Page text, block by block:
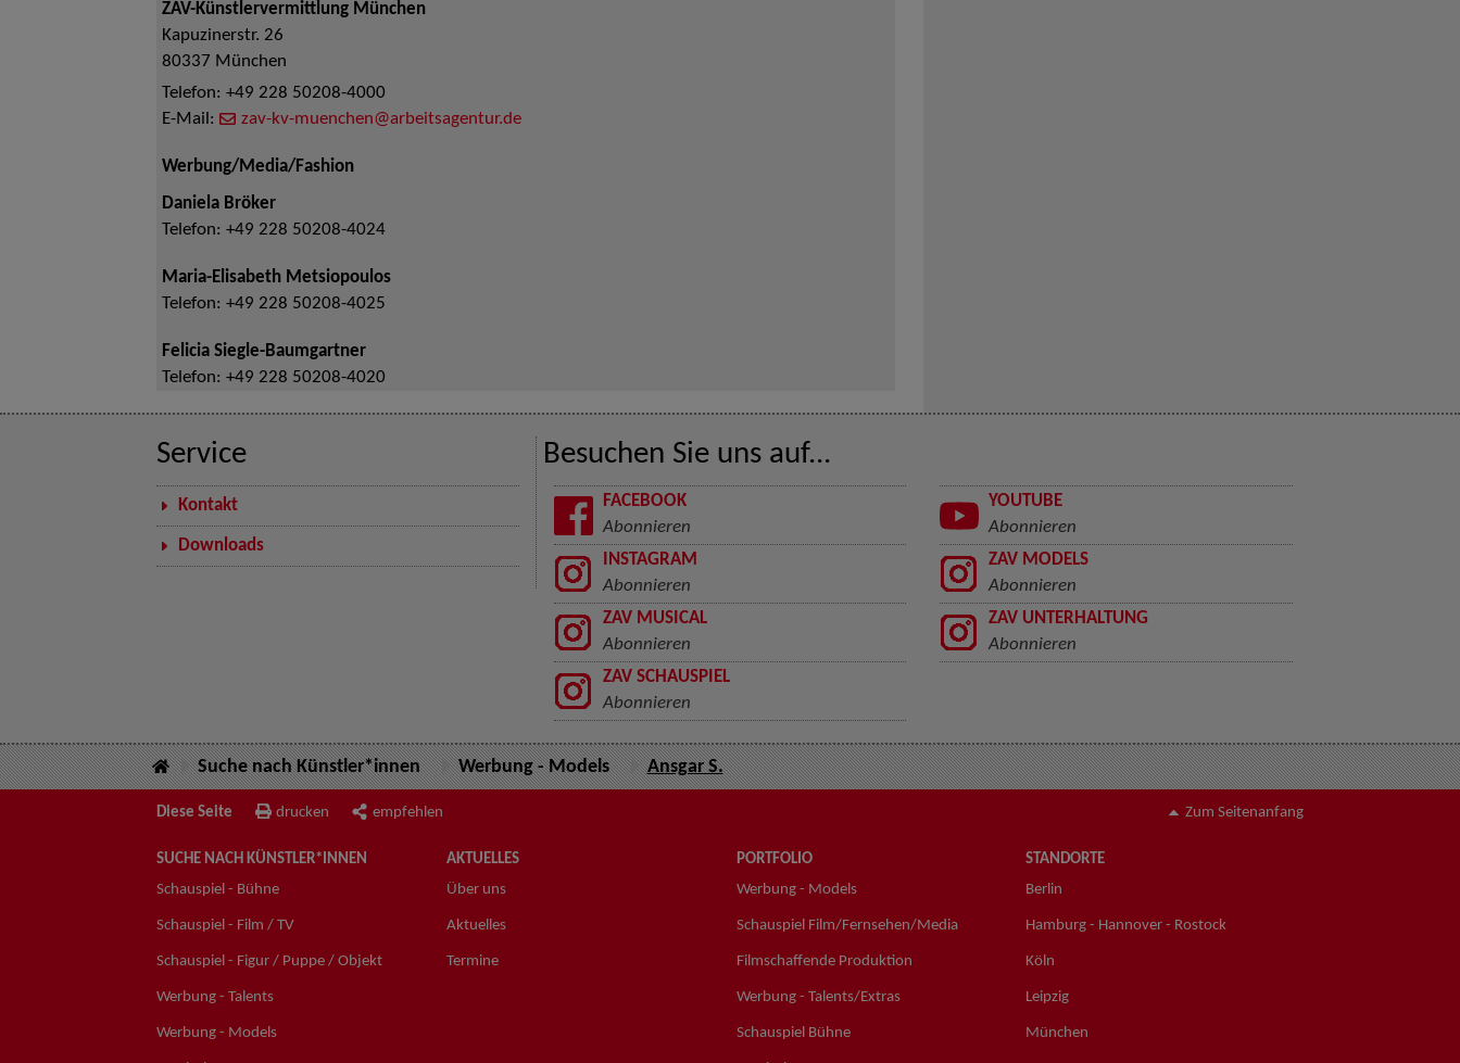
ZAV-Künstlervermittlung München
Kapuzinerstr. 26
80337 München
Telefon: +49 228 50208-4000
E-Mail:
zav-kv-muenchen@arbeitsagentur.de
Werbung/Media/Fashion
Daniela Bröker
Telefon: +49 228 50208-4024
Maria-Elisabeth Metsiopoulos
Telefon: +49 228 50208-4025
Felicia Siegle-Baumgartner
Telefon: +49 228 50208-4020
Service
Kontakt
Downloads
Besuchen Sie uns auf...
FACEBOOK
Abonnieren
YOUTUBE
Abonnieren
INSTAGRAM
Abonnieren
ZAV MODELS
Abonnieren
ZAV MUSICAL
Abonnieren
ZAV UNTERHALTUNG
Abonnieren
ZAV SCHAUSPIEL
Abonnieren
Suche nach Künstler*innen Werbung - Models Ansgar S.
Diese Seite drucken empfehlen Zum Seitenanfang
SUCHE NACH KÜNSTLER*INNEN
Schauspiel - Bühne
Schauspiel - Film / TV
Schauspiel - Figur / Puppe / Objekt
Werbung - Talents
Werbung - Models
AKTUELLES
Über uns
Aktuelles
Termine
PORTFOLIO
Werbung - Models
Schauspiel Film/Fernsehen/Media
Filmschaffende Produktion
Werbung - Talents/Extras
Schauspiel Bühne
STANDORTE
Berlin
Hamburg - Hannover - Rostock
Köln
Leipzig
München